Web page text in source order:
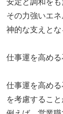
安定と調和をも
その力強いエ
神的な支えとな
仕事運を高め
仕事運を高め
を考慮すること